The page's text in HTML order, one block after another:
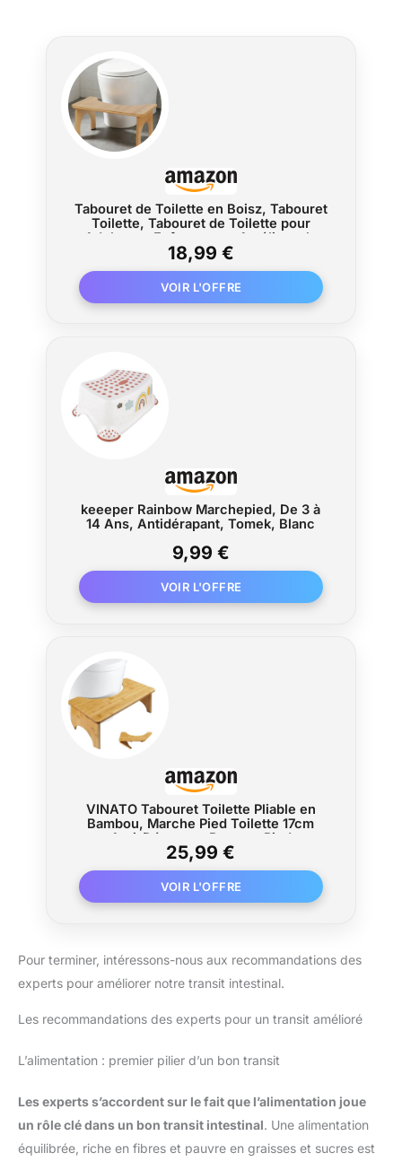
Tabouret de Toilette en Boisz, Tabouret
Toilette, Tabouret de Toilette pour
Adultes et Enfants pour Améliorer la
Posture, avec Une capacité de Charge
de 150 kg
18,99 €
keeeper Rainbow Marchepied, De 3 à
14 Ans, Antidérapant, Tomek, Blanc
9,99 €
VINATO Tabouret Toilette Pliable en
Bambou, Marche Pied Toilette 17cm
Anti-Dérapant, Repose-Pied
Ergonomique pour Salle de Bain, Adulte
& Sénior
25,99 €
Pour terminer, intéressons-nous aux recommandations des
experts pour améliorer notre transit intestinal.
Les recommandations des experts pour un transit amélioré
L’alimentation : premier pilier d’un bon transit
Les experts s’accordent sur le fait que l’alimentation joue
un rôle clé dans un bon transit intestinal. Une alimentation
équilibrée, riche en fibres et pauvre en graisses et sucres est